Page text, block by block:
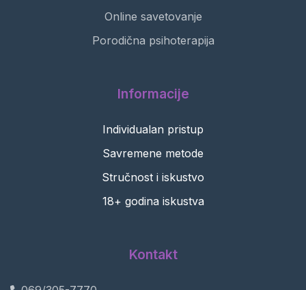
Online savetovanje
Porodična psihoterapija
Informacije
Individualan pristup
Savremene metode
Stručnost i iskustvo
18+ godina iskustva
Kontakt